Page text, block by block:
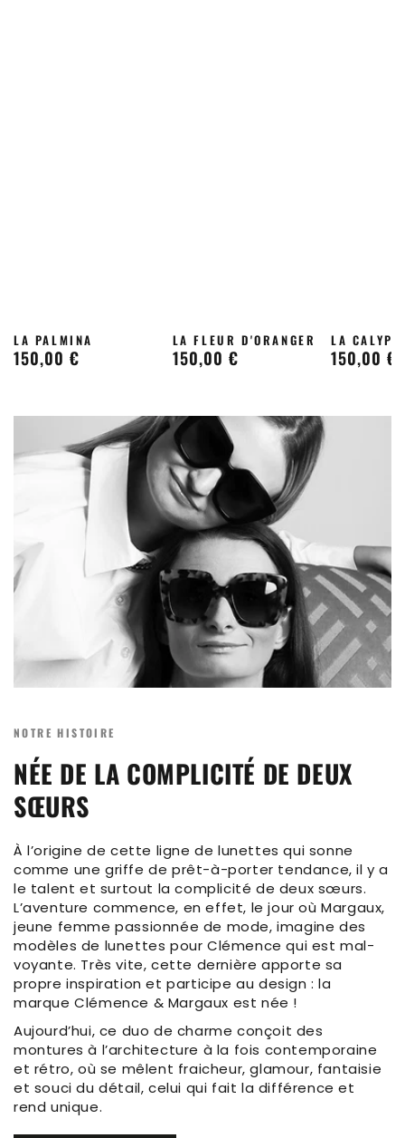
LA PALMINA
Prix
150,00 €
LA FLEUR D'ORANGER
Prix
150,00 €
LA
Prix
150,00 €
NOTRE HISTOIRE
NÉE DE LA COMPLICITÉ DE DEUX
SŒURS
À l’origine de cette ligne de lunettes qui sonne
comme une griffe de prêt-à-porter tendance, il y a
le talent et surtout la complicité de deux sœurs.
L’aventure commence, en effet, le jour où Margaux,
jeune femme passionnée de mode, imagine des
modèles de lunettes pour Clémence qui est mal-
voyante. Très vite, cette dernière apporte sa
propre inspiration et participe au design : la
marque Clémence & Margaux est née !
Aujourd’hui, ce duo de charme conçoit des
montures à l’architecture à la fois contemporaine
et rétro, où se mêlent fraicheur, glamour, fantaisie
et souci du détail, celui qui fait la différence et
rend unique.